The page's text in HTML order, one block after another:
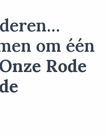
om één
Onze Rode